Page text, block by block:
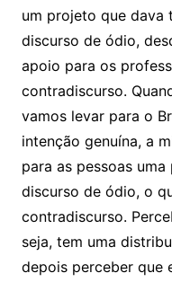
um projeto que dava
discurso de ódio,
apoio para os
contradiscurso.
vamos levar para o
intenção genuína, a
para as pessoas
discurso de ódio, o
contradiscurso.
seja, tem uma
depois perceber que